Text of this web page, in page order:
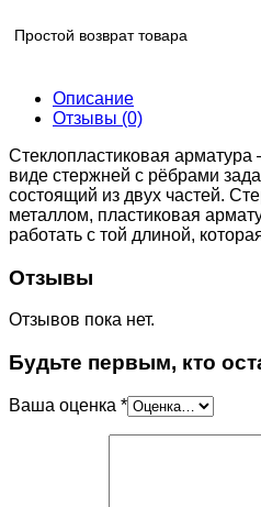
Простой возврат товара
Описание
Отзывы (0)
Стеклопластиковая
виде стержней с рёбрами
состоящий из двух частей.
металлом, пластиковая
работать с той длиной,
Отзывы
Отзывов пока нет.
Будьте первым, кто
Ваша оценка *